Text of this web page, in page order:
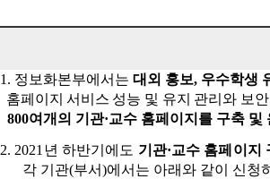
1. 정보화본부에서는 대외 홍보, 우수학생
홈페이지 서 비스 성능 및 유지 관리와 보
800여개의 기관·교수 홈페이지를 구축 및
2. 2021 년 하반기에도 기관·교수 홈페이지
각 기관(부서)에서는 아래와 같이 신청